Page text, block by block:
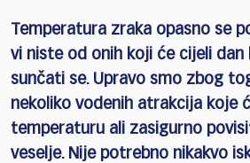
Temperatura zraka opasno se
vi niste od onih koji će cijeli dan
sunčati se. Upravo smo zbog
nekoliko vodenih atrakcija koje
temperaturu ali zasigurno
veselje. Nije potrebno nikakvo